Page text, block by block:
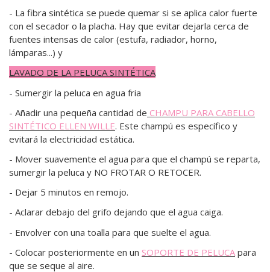
- La fibra sintética se puede quemar si se aplica calor fuerte
con el secador o la placha. Hay que evitar dejarla cerca de
fuentes intensas de calor (estufa, radiador, horno,
lámparas...) y
LAVADO DE LA PELUCA SINTÉTICA
- Sumergir la peluca en agua fria
- Añadir una pequeña cantidad de CHAMPU PARA CABELLO
SINTÉTICO ELLEN WILLE. Este champú es específico y
evitará la electricidad estática.
- Mover suavemente el agua para que el champú se reparta,
sumergir la peluca y NO FROTAR O RETOCER.
- Dejar 5 minutos en remojo.
- Aclarar debajo del grifo dejando que el agua caiga.
- Envolver con una toalla para que suelte el agua.
- Colocar posteriormente en un SOPORTE DE PELUCA para
que se seque al aire.